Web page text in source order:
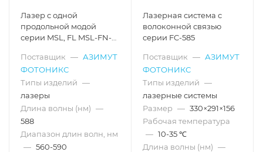
Лазер с одной
продольной модой
серии MSL, FL MSL-FN-
Поставщик — АЗИМУТ
ФОТОНИКС
Типы изделий —
лазеры
Длина волны (нм) —
588
Диапазон длин волн, нм
— 560-590
Лазерная система с
волоконной связью
серии FC-585
Поставщик — АЗИМУТ
ФОТОНИКС
Типы изделий —
лазерные системы
Размер — 330×291×156
Рабочая температура
— 10-35 ℃
Длина волны (нм) —